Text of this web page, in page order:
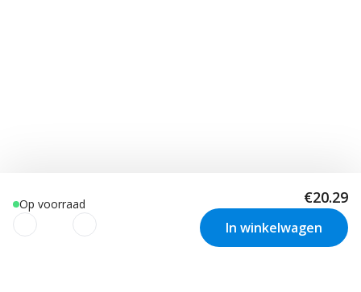
Op voorraad €20.29
In winkelwagen